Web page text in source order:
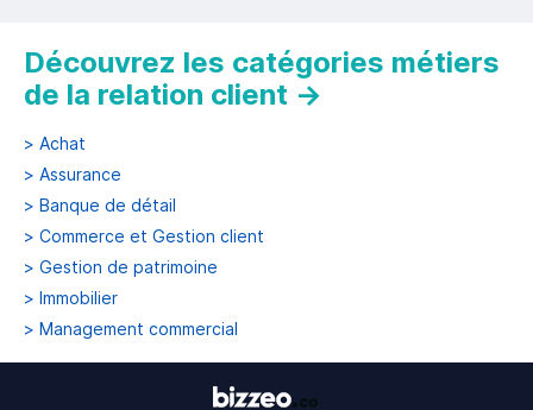
Découvrez les catégories métiers
de la relation client →
> Achat
> Assurance
> Banque de détail
> Commerce et Gestion client
> Gestion de patrimoine
> Immobilier
> Management commercial